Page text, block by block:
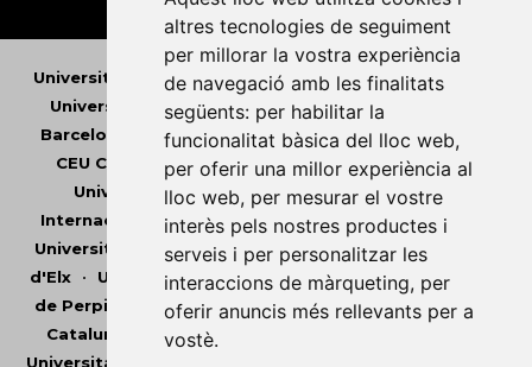
altres tecnologies de seguiment
per millorar la vostra experiència
de navegació amb les finalitats
següents: per habilitar la
funcionalitat bàsica del lloc web,
per oferir una millor experiència al
lloc web, per mesurar el vostre
interès pels nostres productes i
serveis i per personalitzar les
interaccions de màrqueting, per
oferir anuncis més rellevants per a
vostè.
Universitat Abat Oliba CEU•Universitat d'Alacant
Universitat d'Andorra•Universitat Autònoma de
Barcelona
Universitat de Barcelona•Universitat
CEU Cardenal Herrera•Universitat de Girona •
Universitat de les Illes Balears• Universitat
Internacional de Catalunya•Universitat Jaume I
Universitat de Lleida• Universitat Miguel Hernández
d'Elx• Universitat Oberta de Catalunya•Universitat
de Perpinyà Via Domitia•Universitat Politècnica de
Catalunya
Universitat Politècnica de València
Universitat Pompeu Fabra